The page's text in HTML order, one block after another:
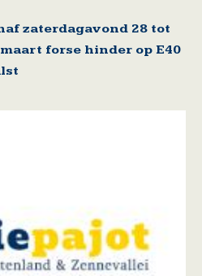
zaterdagavond 28 tot
forse hinder op E40